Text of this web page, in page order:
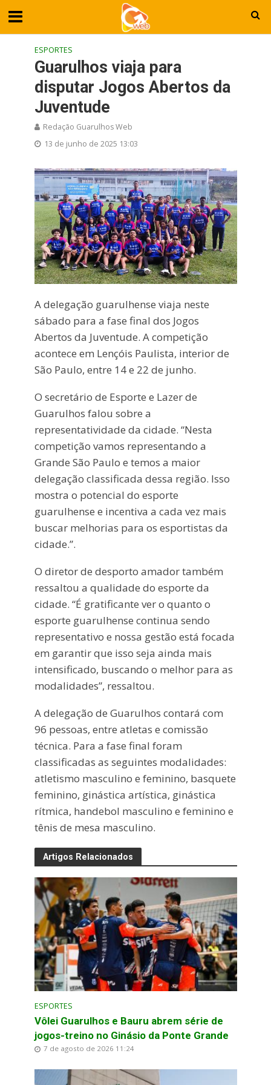
ESPORTES
Guarulhos viaja para
disputar Jogos Abertos da
Juventude
Redação Guarulhos Web
13 de junho de 2025 13:03
A delegação guarulhense viaja neste
sábado para a fase final dos Jogos
Abertos da Juventude. A competição
acontece em Lençóis Paulista, interior de
São Paulo, entre 14 e 22 de junho.
O secretário de Esporte e Lazer de
Guarulhos falou sobre a
representatividade da cidade. “Nesta
competição vamos representando a
Grande São Paulo e temos a maior
delegação classificada dessa região. Isso
mostra o potencial do esporte
guarulhense e incentiva a cada vez mais
buscar melhorias para os esportistas da
cidade.”.
O diretor de desporto amador também
ressaltou a qualidade do esporte da
cidade. “É gratificante ver o quanto o
esporte guarulhense continua sendo
representativo e nossa gestão está focada
em garantir que isso seja ainda mais
intensificado, buscando o melhor para as
modalidades”, ressaltou.
A delegação de Guarulhos contará com
96 pessoas, entre atletas e comissão
técnica. Para a fase final foram
classificadas as seguintes modalidades:
atletismo masculino e feminino, basquete
feminino, ginástica artística, ginástica
rítmica, handebol masculino e feminino e
tênis de mesa masculino.
Artigos Relacionados
ESPORTES
Vôlei Guarulhos e Bauru abrem série de
jogos-treino no Ginásio da Ponte Grande
7 de agosto de 2026 11:24